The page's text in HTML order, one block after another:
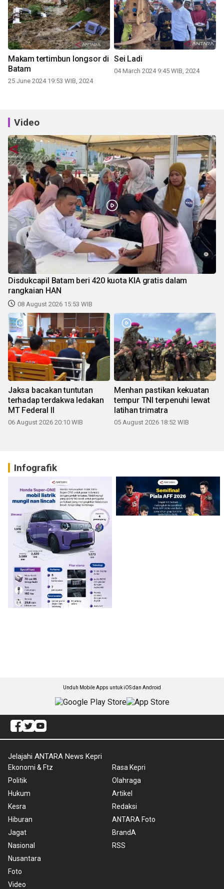
Makam tertimbun longsor di
Batam
25 June 2024 19:53 WIB, 2024
Sei Ladi
04 March 2024 9:45 WIB, 2024
Video
Disdukcapil Batam beri 420 kuota KIA gratis dalam
rangkaian HAN
08 August 2026 15:53 WIB
Jaksa bacakan tuntutan
terhadap terdakwa ledakan
MT Federal II
06 August 2026 20:10 WIB
Menhan pastikan kekuatan
tempur TNI terpenuhi lewat
latihan trimatra
05 August 2026 18:52 WIB
Infografik
Unduh Mobile Apps untuk iOS dan Android
Jelajahi ANTARA News Kepri
Ekonomi & Ftz
Politik
Hukum
Kesra
Hiburan
Jagat
Nasional
Nusantara
Foto
Video
Rasa Kepri
Olahraga
Artikel
Redaksi
ANTARA Foto
BrandA
RSS